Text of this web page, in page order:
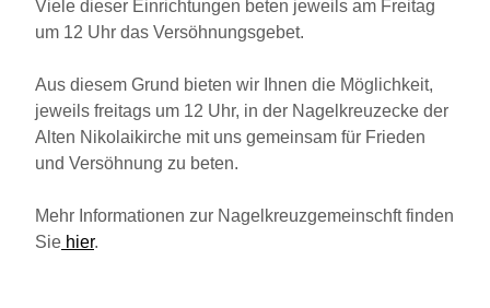
Viele dieser Einrichtungen beten jeweils am Freitag
um 12 Uhr das Versöhnungsgebet.
Aus diesem Grund bieten wir Ihnen die Möglichkeit,
jeweils freitags um 12 Uhr, in der Nagelkreuzecke der
Alten Nikolaikirche mit uns gemeinsam für Frieden
und Versöhnung zu beten.
Mehr Informationen zur Nagelkreuzgemeinschft finden
Sie hier.